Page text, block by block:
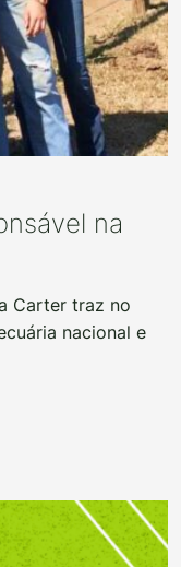
na
Carter traz no
nacional e